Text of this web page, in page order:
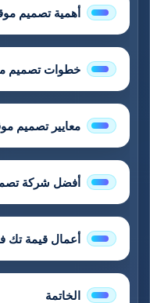
أهمية تصميم
خطوات تصميم
معايير تصميم
أفضل شركة
أعمال قيمة تك
الخاتمة